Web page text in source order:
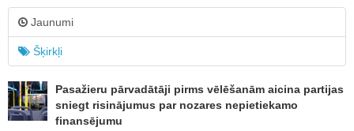
Jaunumi
Šķirkļi
Pasažieru pārvadātāji pirms vēlēšanām aicina partijas
sniegt risinājumus par nozares nepietiekamo
finansējumu